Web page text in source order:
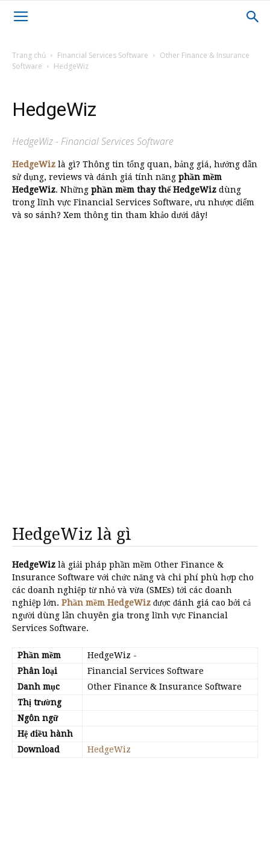
Trang chủ Financial Services Software
Other Finance & Insurance
Software
HedgeWiz
HedgeWiz
HedgeWiz - Financial Services Software
HedgeWiz là gì? Thông tin tổng quan, bảng giá, hướng dẫn
sử dụng, reviews và đánh giá tính năng phần mềm
HedgeWiz. Những phần mềm thay thế HedgeWiz dùng
trong lĩnh vực Financial Services Software, ưu nhược điểm
và so sánh? Xem thông tin tham khảo dưới đây!
HedgeWiz là gì
HedgeWiz là giải pháp phần mềm Other Finance &
Insurance Software với chức năng và chi phí phù hợp cho
các doanh nghiệp từ nhỏ và vừa (SMEs) tới các doanh
nghiệp lớn. Phần mềm HedgeWiz được đánh giá cao bởi cả
người dùng lẫn chuyên gia trong lĩnh vực Financial
Services Software.
Phần mềm HedgeWiz -
Phân loại
Financial Services Software
Danh mục
Other Finance & Insurance Software
Thị trường
Ngôn ngữ
Hệ điều hành
Download
HedgeWiz